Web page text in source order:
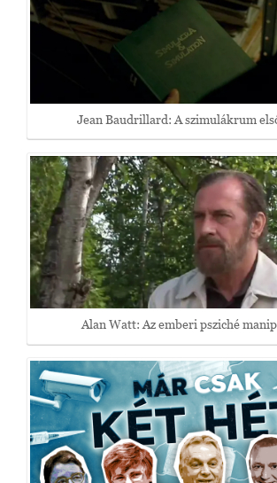
Jean Baudrillard: A szimulákrum
Alan Watt: Az emberi psziché